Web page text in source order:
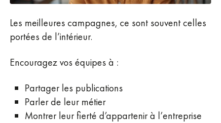
Les meilleures campagnes, ce sont souvent celles
portées de l’intérieur.
Encouragez vos équipes à :
Partager les publications
Parler de leur métier
Montrer leur fierté d’appartenir à l’entreprise